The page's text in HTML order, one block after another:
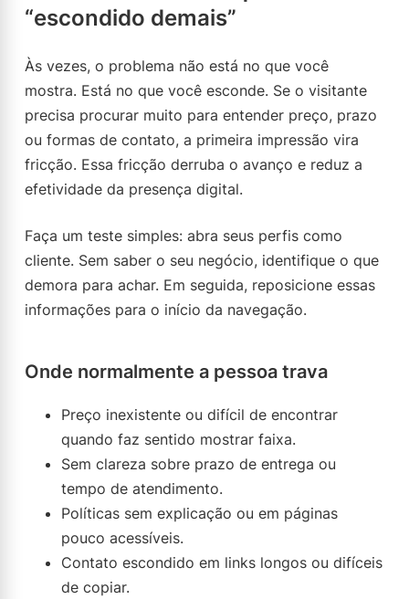
“escondido demais”
Às vezes, o problema não está no que você
mostra. Está no que você esconde. Se o visitante
precisa procurar muito para entender preço, prazo
ou formas de contato, a primeira impressão vira
fricção. Essa fricção derruba o avanço e reduz a
efetividade da presença digital.
Faça um teste simples: abra seus perfis como
cliente. Sem saber o seu negócio, identifique o que
demora para achar. Em seguida, reposicione essas
informações para o início da navegação.
Onde normalmente a pessoa trava
Preço inexistente ou difícil de encontrar
quando faz sentido mostrar faixa.
Sem clareza sobre prazo de entrega ou
tempo de atendimento.
Políticas sem explicação ou em páginas
pouco acessíveis.
Contato escondido em links longos ou difíceis
de copiar.